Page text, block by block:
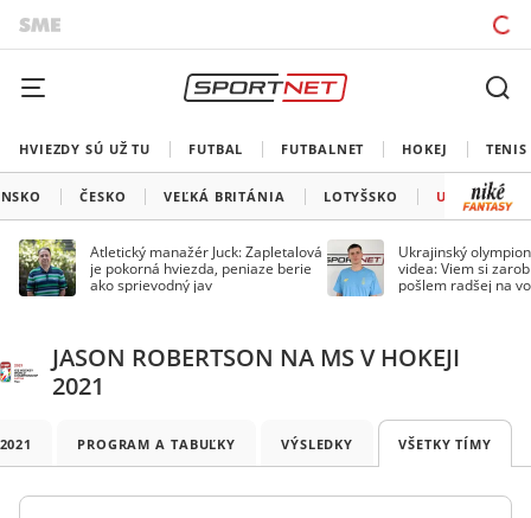
HVIEZDY SÚ UŽ TU FUTBAL FUTBALNET HOKEJ TENIS
ČESKO VEĽKÁ BRITÁNIA LOTYŠSKO USA
Atletický manažér Juck: Zapletalová
je pokorná hviezda, peniaze berie
ako sprievodný jav
Ukrajinský
videa: Viem si
pošlem radšej na
JASON ROBERTSON NA MS V HOKEJI
2021
PROGRAM A TABUĽKY VÝSLEDKY VŠETKY TÍMY